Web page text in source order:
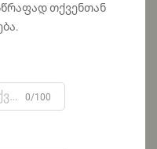
თქვენთან
0/100